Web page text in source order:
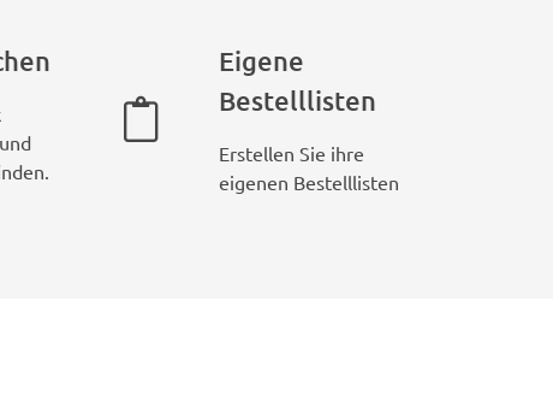
Eigene
Bestelllisten
Erstellen Sie ihre
eigenen Bestelllisten